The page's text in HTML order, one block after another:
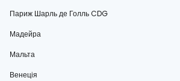
Париж Шарль де Голль CDG
Мадейра
Мальта
Венеція